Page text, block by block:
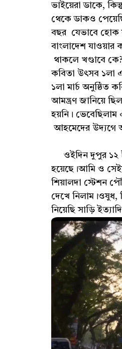
ভাইয়েরা ডাকে,
থেকে ডাকও
বছর যেভাবে হোক
বাংলাদেশ যাওয়ার
থাকলে খণ্ডাবে
কবিতা উৎসব ১লা
১লা মার্চ অনুষ্ঠিত
আমন্ত্রণ জানিয়ে
হয়নি।
আহমেদের উদ্যগে
ওইদিন দুপুর ১২
হয়েছে।আমি ও
শিয়ালদা স্টেশন
দেখে নিলাম।ওষুধ,
নিয়েছি সাড়ি